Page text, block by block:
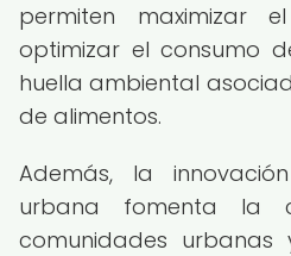
permiten maximizar
optimizar el consumo
huella ambiental
de alimentos.
Además, la
urbana fomenta la
comunidades